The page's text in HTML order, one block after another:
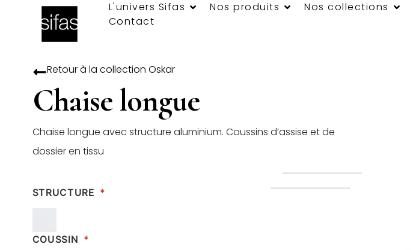
L'univers Sifas Nos produits Nos collections
Contact
Retour à la collection Oskar
Chaise longue
Chaise longue avec structure aluminium. Coussins d’assise et de
dossier en tissu
STRUCTURE *
COUSSIN *